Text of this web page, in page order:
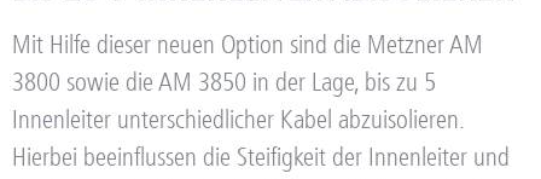
Mit Hilfe dieser neuen Option sind die Metzner AM
3800 sowie die AM 3850 in der Lage, bis zu 5
Innenleiter unterschiedlicher Kabel abzuisolieren.
Hierbei beeinflussen die Steifigkeit der Innenleiter und